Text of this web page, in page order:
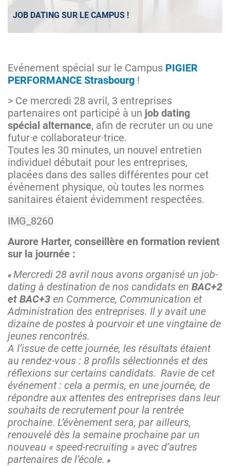
JOB DATING SUR LE CAMPUS !
Evénement spécial sur le Campus PIGIER
PERFORMANCE Strasbourg !
> Ce mercredi 28 avril, 3 entreprises
partenaires ont participé à un job dating
spécial alternance, afin de recruter un ou une
futur·e collaborateur·trice.
Toutes les 30 minutes, un nouvel entretien
individuel débutait pour les entreprises,
placées dans des salles différentes pour cet
événement physique, où toutes les normes
sanitaires étaient évidemment respectées.
Aurore Harter, conseillère en formation revient
sur la journée :
Mercredi 28 avril nous avons organisé un job-
dating à destination de nos candidats en BAC+2
et BAC+3 en Commerce, Communication et
Administration des entreprises. Il y avait une
dizaine de postes à pourvoir et une vingtaine de
jeunes rencontrés.
A l’issue de cette journée, les résultats étaient
au rendez-vous : 8 profils sélectionnés et des
réflexions sur certains candidats. Ravie de cet
événement : cela a permis, en une journée, de
répondre aux attentes des entreprises dans leur
souhaits de recrutement pour la rentrée
prochaine. L’évènement sera, par ailleurs,
renouvelé dès la semaine prochaine par un
nouveau « speed-recruiting » avec d’autres
partenaires de l’école.